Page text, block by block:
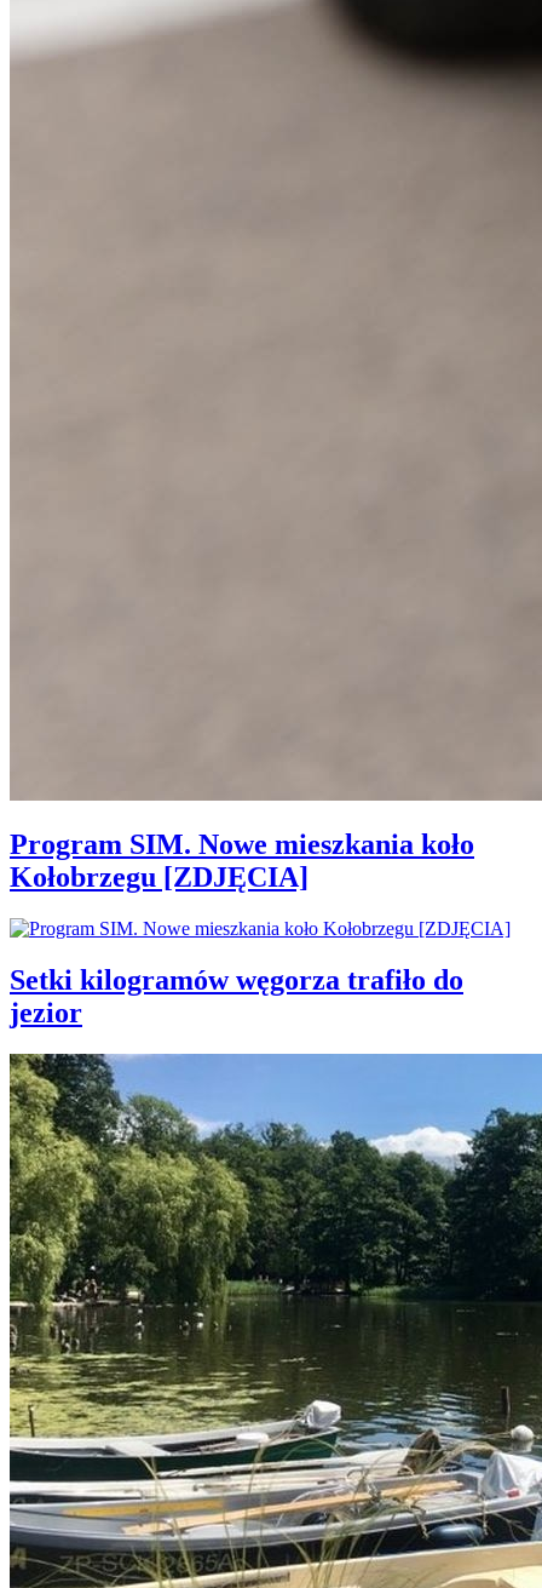
Program SIM. Nowe mieszkania koło
Kołobrzegu [ZDJĘCIA]
Setki kilogramów węgorza trafiło do
jezior